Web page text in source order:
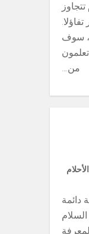
سوف
من….
دائمة